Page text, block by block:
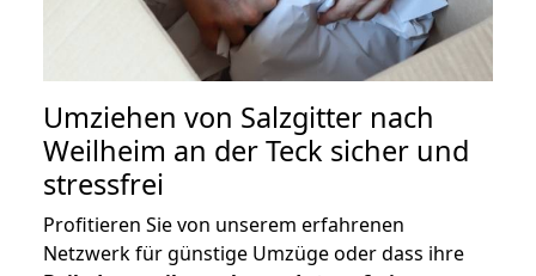
Umziehen von Salzgitter nach
Weilheim an der Teck sicher und
stressfrei
Profitieren Sie von unserem erfahrenen
Netzwerk für günstige Umzüge oder dass ihre